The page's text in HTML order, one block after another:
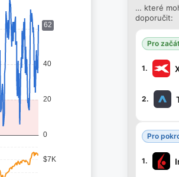
… které
doporučit:
Pro
1.
2.
Pro
1.